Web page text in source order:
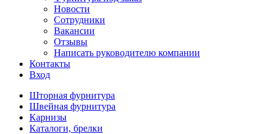
Новости
Сотрудники
Вакансии
Отзывы
Написать руководителю компании
Контакты
Вход
Шторная фурнитура
Швейная фурнитура
Карнизы
Каталоги, брелки